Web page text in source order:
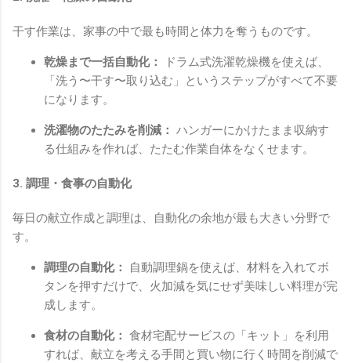
干す作業は、家事の中で最も時間と体力を奪うものです。
乾燥まで一括自動化：
ドラム式洗濯乾燥機を使えば、
「洗う〜干す〜取り込む」というステップがすべて不要
になります。
洗濯物のたたみを削減： ハンガーにかけたまま収納す
る仕組みを作れば、たたむ作業自体をなくせます。
3. 調理・食事の自動化
毎日の献立作成と調理は、自動化の余地が最も大きい分野で
す。
調理の自動化：
自動調理鍋を使えば、材料を入れてボ
タンを押すだけで、火加減を気にせず美味しい料理が完
成します。
食材の自動化： 食材宅配サービスの「キット」を利用
すれば、献立を考える手間と買い物に行く時間を削減で